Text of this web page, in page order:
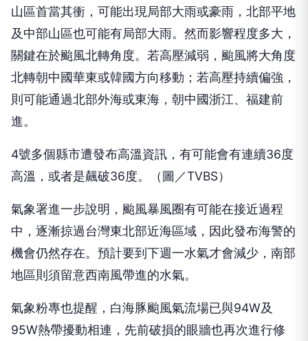
山區首當其衝，可能出現局部大雨或豪雨，北部平地
及中部山區也可能有局部大雨。然而影響程度多大，
關鍵在於颱風北轉角度。若高壓減弱，颱風將大角度
北轉朝中國華東或韓國方向移動；若高壓持續偏強，
則可能通過北部外海或東海，朝中國浙江、福建前
進。
4號多個縣市遭發布高溫資訊，有可能會有連續36度
高溫，或者是飆破36度。（圖／TVBS）
氣象署進一步說明，颱風暴風圈有可能在接近過程
中，逐漸掠過台灣東北部近海區域，因此發布海警的
機會仍然存在。預計要到下週一水氣才會減少，南部
地區則須留意西南風帶進的水氣。
氣象粉專也提醒，白海豚颱風氣流場已與94W及
95W熱帶擾動相連，先前破損的眼牆也再次進行修